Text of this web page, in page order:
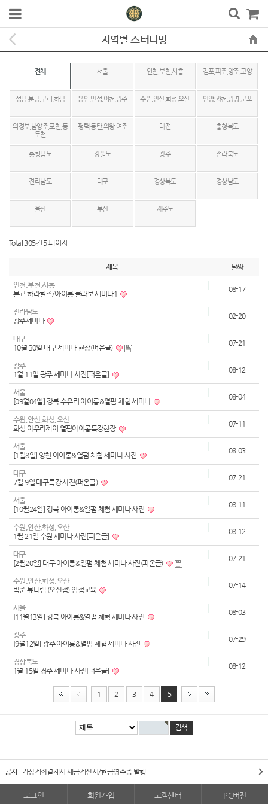
지역별 스터디방
전체 서울 인천,부천,시흥 김포,파주,양주,고양
성남,분당,구리,하남 용인,안성,이천,광주 수원,안산,화성,오산 안양,과천,광명,군포
의정부,남양주,포천,동
두천
평택,동탄,의왕,여주 대전 충청북도
충청남도 강원도 광주 전라북도
전라남도 대구 경상북도 경상남도
울산 부산 제주도
Total 305건 5 페이지
제목 날짜
인천,부천,시흥
본교 하라힐즈/아이롱 콜라보 세미나1
08-17
전라남도
광주세미나
02-20
대구
10월 30일 대구 세미나 현장(퍼온글)
07-21
광주
1월 11일 광주 세미나 사진[퍼온글]
08-12
서울
[09월04일] 강북 수유리 아이롱&열펌 체험 세미나
08-04
수원,안산,화성,오산
화성 아우라제이 열펌아이롱특강현장
07-11
서울
[1월8일] 양천 아이롱&열펌 체험 세미나 사진
08-03
대구
7월 9일 대구특강 사진(퍼온글)
07-21
서울
[10월24일] 강북 아이롱&열펌 체험 세미나 사진
08-11
수원,안산,화성,오산
1월 21일 수원 세미나 사진[퍼온글]
08-12
대구
[2월20일] 대구 아이롱&열펌 체험 세미나 사진(퍼온글)
07-21
수원,안산,화성,오산
박준 뷰티랩 (오산점) 입점교육
07-14
서울
[11월13일] 강북 아이롱&열펌 체험 세미나 사진
08-03
광주
[9월12일] 광주 아이롱&열펌 체험 세미나 사진
07-29
경상북도
1월 15일 경주 세미나 사진[퍼온글]
08-12
1 2 3 4 5
공지 가상계좌결제시 세금계산서/현금영수증 발행
로그인 회원가입 고객센터 PC버전